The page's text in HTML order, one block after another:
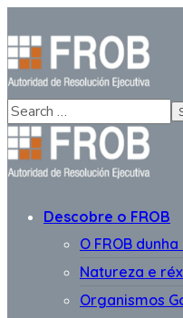
Descobre o FROB
O FROB
Natureza e
Organismos